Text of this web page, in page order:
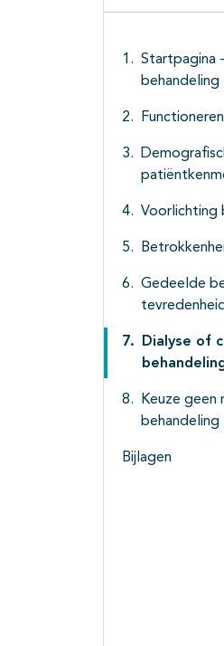
Startpagina
behandeling
Voorlichting
Gedeelde
Dialyse of
Keuze geen
behandeling
Bijlagen